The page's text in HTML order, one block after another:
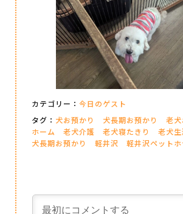
カテゴリー： 今日のゲスト
タグ： 犬お預かり 犬長期お預かり 老
ホーム
老犬介護 老犬寝たきり 老犬
犬長期お預かり
軽井沢 軽井沢ペットホ